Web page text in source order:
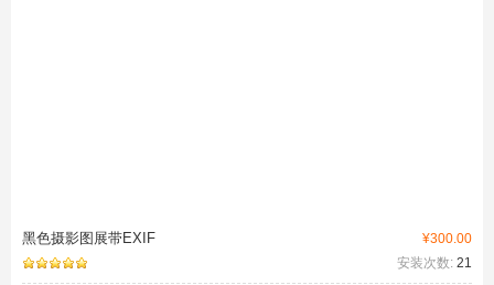
¥300.00
黑色摄影图展带EXIF
安装次数: 21